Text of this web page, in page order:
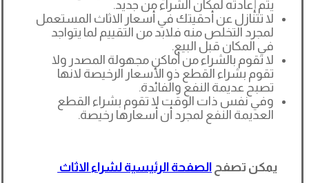
يتم إعادته لمكان الشراء من جديد.
لا تتنازل عن أحقيتك في أسعار الاثاث المستعمل
لمجرد التخلص منه فلابد من التقييم لما يتواجد
في المكان قبل البيع.
لا تقوم بالشراء من أماكن مجهولة المصدر ولا
تقوم بشراء القطع ذو الأسعار الرخيصة لانها
تصبح عديمة النفع والفائدة.
وفي نفس ذات الوقت لا تقوم بشراء القطع
العديمة النفع لمجرد أن أسعارها رخيصة.
يمكن تصفح الصفحة الرئيسية لشراء الاثاث